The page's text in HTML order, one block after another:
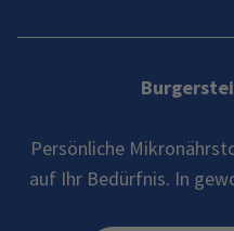
Persönliche
auf Ihr Bedürfnis. In